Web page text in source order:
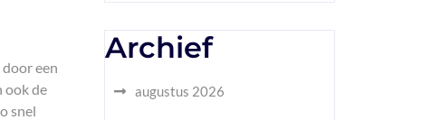
een
ook de
snel
Archief
augustus 2026